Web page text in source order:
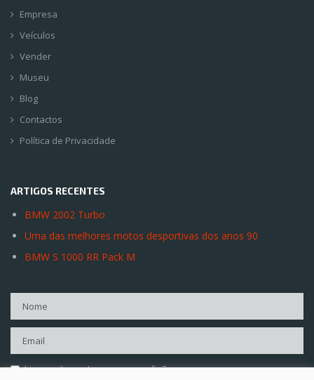
Empresa
Veículos
Vender
Museu
Blog
Contactos
Política de Privacidade
ARTIGOS RECENTES
BMW 2002 Turbo
Uma das melhores motos desportivas dos anos 90
BMW S 1000 RR Pack M
Li e aceito os termos e condições